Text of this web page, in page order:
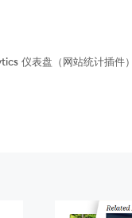
仪表盘（网站统计插件）